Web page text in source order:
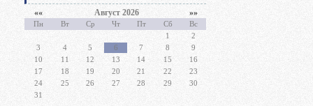
«« Август 2026 »»
Пн Вт Ср Чт Пт Сб
Вс
1
2
3
4 5 6 7 8
9
10
11 12 13 14 15
16
17
18 19 20 21 22
23
24
25 26 27 28 29
30
31